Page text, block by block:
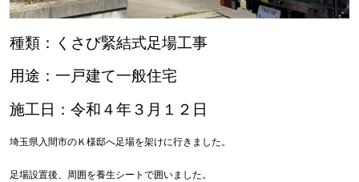
種類：くさび緊結式足場工事
用途：一戸建て一般住宅
施工日：令和４年３月１２日
埼玉県入間市のＫ様邸へ足場を架けに行きました。
足場設置後、周囲を養生シートで囲いました。